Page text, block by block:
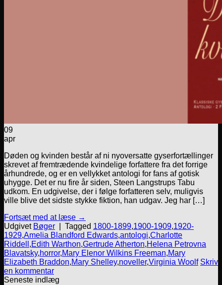
09
apr
Døden og kvinden består af ni nyoversatte gyserfortællinger
skrevet af fremtrædende kvindelige forfattere fra det forrige
århundrede, og er en vellykket antologi for fans af gotisk
uhygge. Det er nu fire år siden, Steen Langstrups Tabu
udkom. En udgivelse, der i følge forfatteren selv, muligvis
ville blive det sidste stykke fiktion, han udgav. Jeg har […]
Fortsæt med at læse →
Udgivet Bøger Tagged 1800-1899,1900-1909,1920-
1929,Amelia Blandford Edwards,antologi,Charlotte
Riddell ,Edith Warthon,Gertrude Atherton,Helena Petrovna
Blavatsky,horror,Mary Elenor Wilkins Freeman,Mary
Elizabeth Braddon,Mary Shelley,noveller,Virginia Woolf Skriv
en kommentar
Seneste indlæg